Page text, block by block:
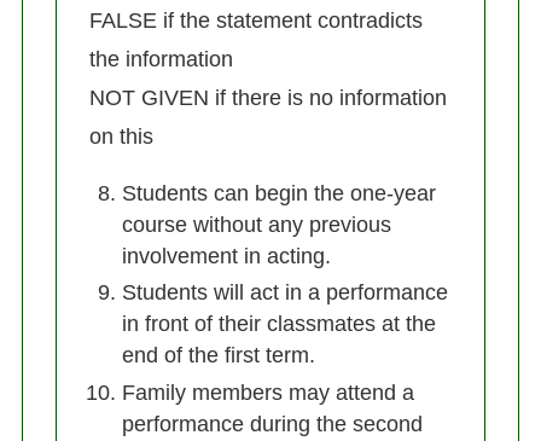
FALSE if the statement contradicts
the information
NOT GIVEN if there is no information
on this
Students can begin the one-year
course without any previous
involvement in acting.
Students will act in a performance
in front of their classmates at the
end of the first term.
Family members may attend a
performance during the second